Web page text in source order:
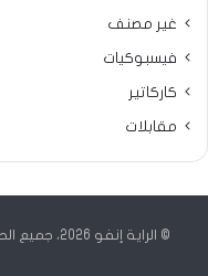
غير مصنف
فيسبوكيات
كاركاتير
مقابلات
© الراية إنفو 2026، جميع الحقوق محفوظة |